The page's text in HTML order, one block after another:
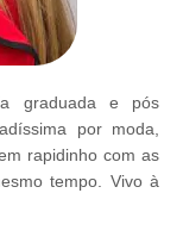
graduada e pós
por moda,
rapidinho com as
tempo. Vivo à